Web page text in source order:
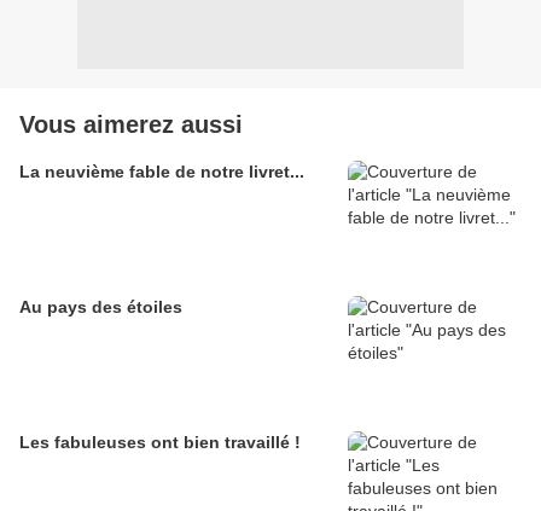
Vous aimerez aussi
La neuvième fable de notre livret...
Au pays des étoiles
Les fabuleuses ont bien travaillé !